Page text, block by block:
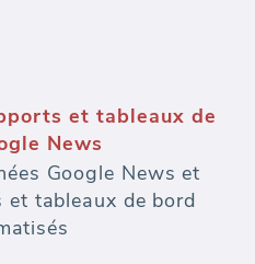
et tableaux de
News
Google News et
tableaux de bord